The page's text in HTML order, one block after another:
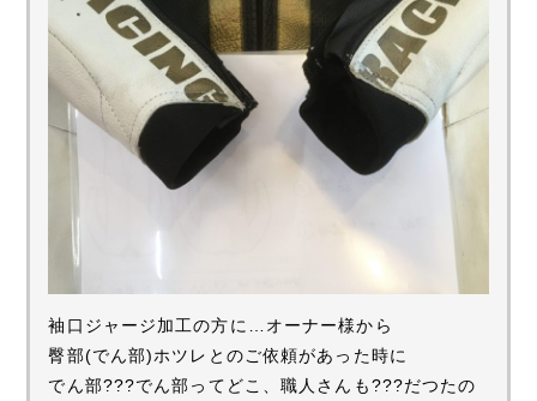
袖口ジャージ加工の方に…オーナー様から
臀部(でん部)ホツレとのご依頼があった時に
でん部???でん部ってどこ、職人さんも???だつたの